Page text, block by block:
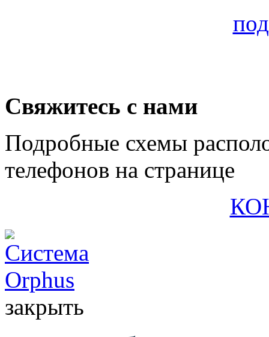
Свяжитесь с нами
Подробные схемы
телефонов на странице
закрыть